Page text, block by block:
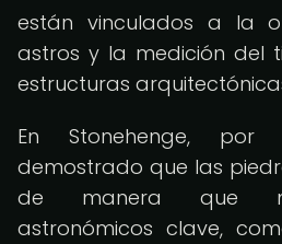
están vinculados a la
astros y la medición del
estructuras
En Stonehenge,
demostrado que las
de manera que
astronómicos clave,